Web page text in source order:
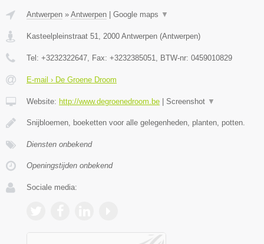
Antwerpen » Antwerpen Google maps ▼
Kasteelpleinstraat 51, 2000 Antwerpen (Antwerpen)
Tel: +3232322647, Fax: +3232385051, BTW-nr: 0459010829
E-mail › De Groene Droom
Website: http://www.degroenedroom.be Screenshot ▼
Snijbloemen, boeketten voor alle gelegenheden, planten, potten.
Diensten onbekend
Openingstijden onbekend
Sociale media: